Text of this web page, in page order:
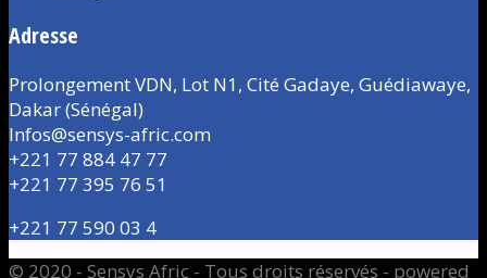
Adresse
Prolongement VDN, Lot N1, Cité Gadaye, Guédiawaye,
Dakar (Sénégal)
Infos@sensys-afric.com
+221 77 884 47 77
+221 77 395 76 51
+221 77 590 03 4
© 2020 - Sensys Afric - Tous droits réservés - powered